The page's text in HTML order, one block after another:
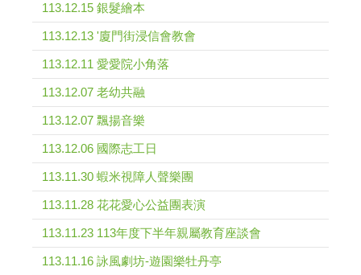
113.12.15 銀髮繪本
113.12.13 '廈門街浸信會教會
113.12.11 愛愛院小角落
113.12.07 老幼共融
113.12.07 飄揚音樂
113.12.06 國際志工日
113.11.30 蝦米視障人聲樂團
113.11.28 花花愛心公益團表演
113.11.23 113年度下半年親屬教育座談會
113.11.16 詠風劇坊-遊園樂牡丹亭